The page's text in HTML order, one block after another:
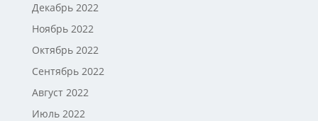
Декабрь 2022
Ноябрь 2022
Октябрь 2022
Сентябрь 2022
Август 2022
Июль 2022